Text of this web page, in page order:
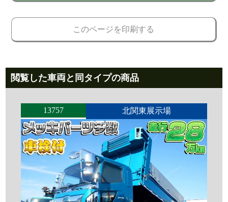
このページを印刷する
閲覧した車両と同タイプの商品
13757 北関東展示場